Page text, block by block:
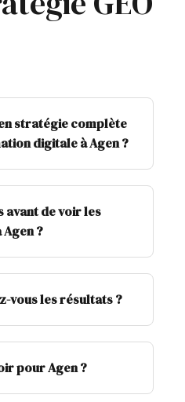
stratégie complète
digitale à Agen ?
avant de voir les
?
vous les résultats ?
pour Agen ?